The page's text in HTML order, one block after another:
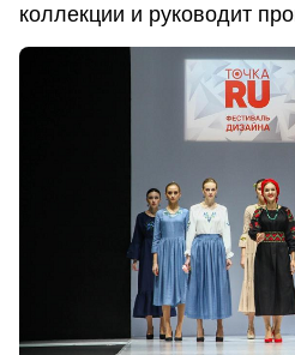
коллекции и руководит